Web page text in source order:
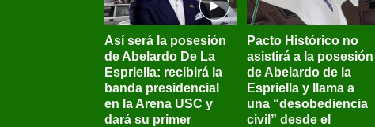
Así será la posesión
de Abelardo De La
Espriella: recibirá la
banda presidencial
en la Arena USC y
dará su primer
Pacto Histórico no
asistirá a la posesión
de Abelardo de la
Espriella y llama a
una “desobediencia
civil” desde el